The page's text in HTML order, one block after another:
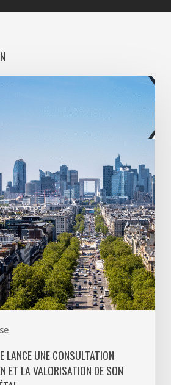
LANCE UNE CONSULTATION
ET LA VALORISATION DE SON